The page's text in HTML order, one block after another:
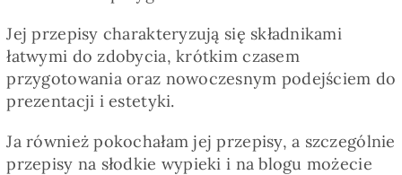
Jej przepisy charakteryzują się składnikami
łatwymi do zdobycia, krótkim czasem
przygotowania oraz nowoczesnym podejściem do
prezentacji i estetyki.
Ja również pokochałam jej przepisy, a szczególnie
przepisy na słodkie wypieki i na blogu możecie